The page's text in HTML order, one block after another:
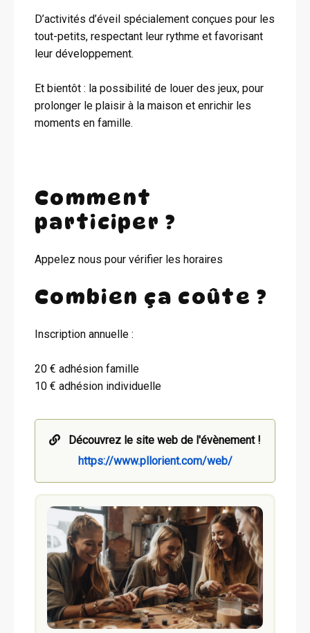
D’activités d’éveil spécialement conçues pour les
tout-petits, respectant leur rythme et favorisant
leur développement.
Et bientôt : la possibilité de louer des jeux, pour
prolonger le plaisir à la maison et enrichir les
moments en famille.
Comment
participer ?
Appelez nous pour vérifier les horaires
Combien ça coûte ?
Inscription annuelle :
20 € adhésion famille
10 € adhésion individuelle
Découvrez le site web de l'évènement !
https://www.pllorient.com/web/